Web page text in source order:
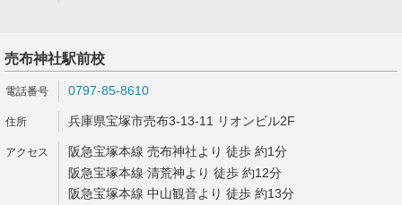
売布神社駅前校
0797-85-8610
兵庫県宝塚市売布3-13-11 リオンビル2F
阪急宝塚本線 売布神社より 徒歩 約1分
阪急宝塚本線 清荒神より 徒歩 約12分
阪急宝塚本線 中山観音より 徒歩 約13分